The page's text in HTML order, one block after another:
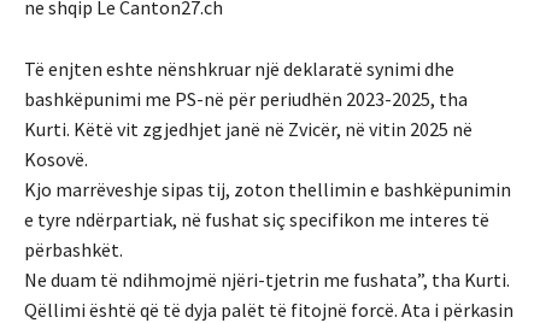
ne shqip Le Canton27.ch
Të enjten eshte nënshkruar një deklaratë synimi dhe
bashkëpunimi me PS-në për periudhën 2023-2025, tha
Kurti. Këtë vit zgjedhjet janë në Zvicër, në vitin 2025 në
Kosovë.
Kjo marrëveshje sipas tij, zoton thellimin e bashkëpunimin
e tyre ndërpartiak, në fushat siç specifikon me interes të
përbashkët.
Ne duam të ndihmojmë njëri-tjetrin me fushata”, tha Kurti.
Qëllimi është që të dyja palët të fitojnë forcë. Ata i përkasin